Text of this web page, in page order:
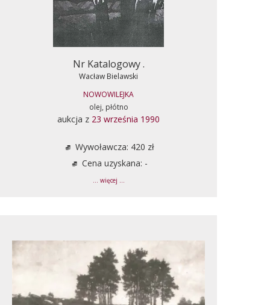
Nr Katalogowy .
Wacław Bielawski
NOWOWILEJKA
olej, płótno
aukcja z 23 września 1990
Wywoławcza: 420 zł
Cena uzyskana: -
... więcej ...